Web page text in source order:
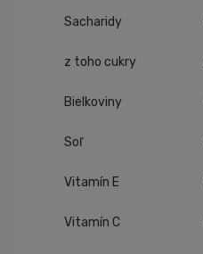
Sacharidy
z toho cukry
Bielkoviny
Soľ
Vitamín E
Vitamín C